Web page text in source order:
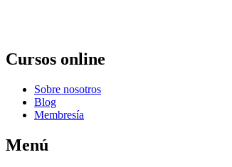
Cursos online
Sobre nosotros
Blog
Membresía
Menú